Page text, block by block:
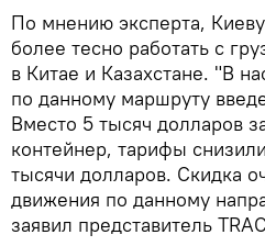
По мнению эксперта,
более тесно работать с
в Китае и Казахстане. "В
по данному маршруту
Вместо 5 тысяч долларов
контейнер, тарифы
тысячи долларов. Скидка
движения по данному
заявил представитель